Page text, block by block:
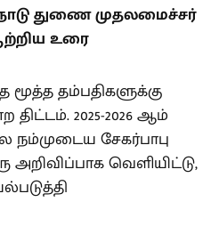
துணை முதலமைச்சர்
உரை
மூத்த தம்பதிகளுக்கு
2025-2026 ஆம்
சேகர்பாபு
வெளியிட்டு,